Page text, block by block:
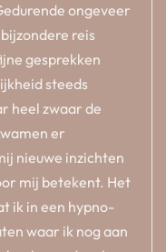
ongeveer
reis
gesprekken
steeds
heel zwaar de
er
nieuwe inzichten
mij betekent. Het
ik in een hypno-
waar ik nog aan